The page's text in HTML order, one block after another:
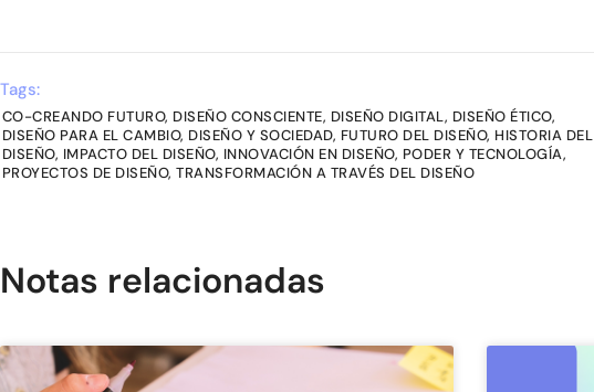
Tags:
CO-CREANDO FUTURO, DISEÑO CONSCIENTE, DISEÑO DIGITAL, DISEÑO ÉTICO,
DISEÑO PARA EL CAMBIO, DISEÑO Y SOCIEDAD, FUTURO DEL DISEÑO, HISTORIA DEL
DISEÑO, IMPACTO DEL DISEÑO, INNOVACIÓN EN DISEÑO, PODER Y TECNOLOGÍA,
PROYECTOS DE DISEÑO,TRANSFORMACIÓN A TRAVÉS DEL DISEÑO
Notas relacionadas